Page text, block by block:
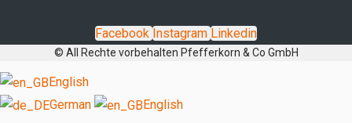
Facebook Instagram Linkedin
© All Rechte vorbehalten Pfefferkorn & Co GmbH
English
German
English